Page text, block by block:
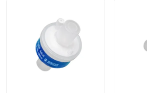
Tıbbi Silikon Kauçuk
Tıbbi Kauçuk Tıpa